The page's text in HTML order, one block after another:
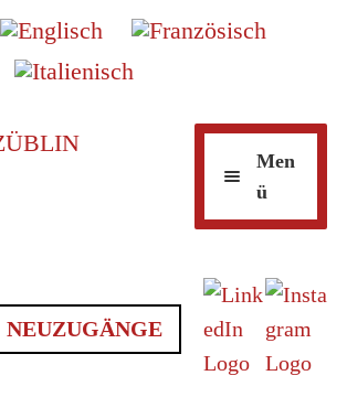
Men
ü
NEUZUGÄNGE